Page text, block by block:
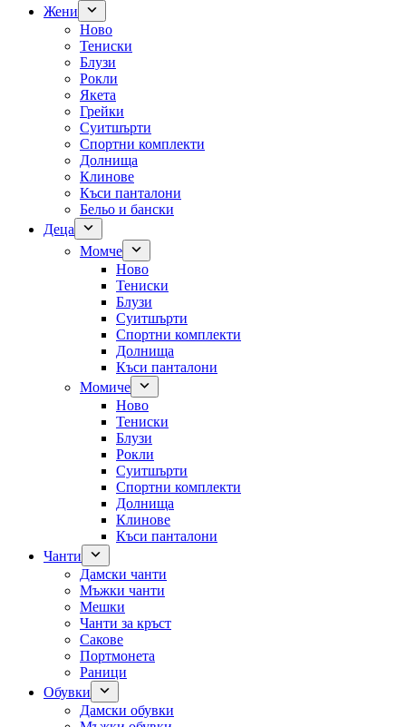
Жени
Ново
Тениски
Блузи
Рокли
Якета
Грейки
Суитшърти
Спортни комплекти
Долнища
Клинове
Къси панталони
Бельо и бански
Деца
Момче
Ново
Тениски
Блузи
Суитшърти
Спортни комплекти
Долнища
Къси панталони
Момиче
Ново
Тениски
Блузи
Рокли
Суитшърти
Спортни комплекти
Долнища
Клинове
Къси панталони
Чанти
Дамски чанти
Мъжки чанти
Мешки
Чанти за кръст
Сакове
Портмонета
Раници
Обувки
Дамски обувки